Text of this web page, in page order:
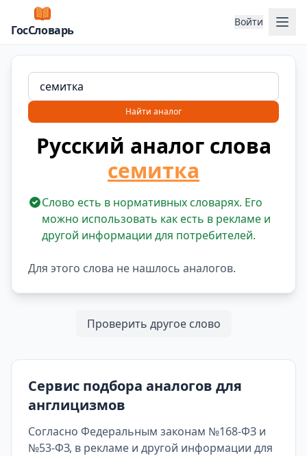
ГосСловарь
Войти
Найти аналог
Русский аналог слова
семитка
Слово есть в нормативных словарях. Его
можно использовать как есть в рекламе и
другой информации для потребителей.
Для этого слова не нашлось аналогов.
Проверить другое слово
Сервис подбора аналогов для
англицизмов
Согласно Федеральным законам №168-ФЗ и
№53-ФЗ, в рекламе и другой информации для